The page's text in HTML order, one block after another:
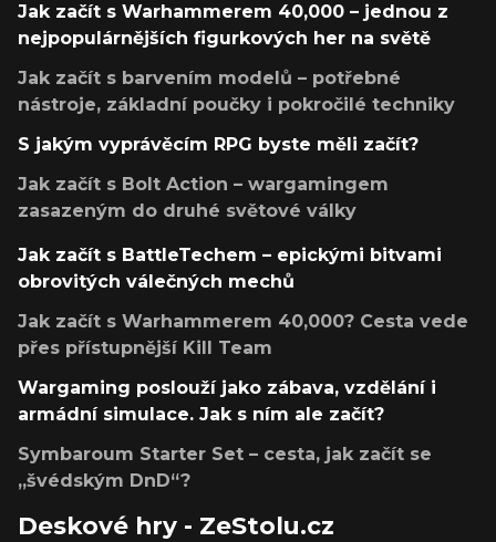
Jak začít s Warhammerem 40,000 – jednou z
nejpopulárnějších figurkových her na světě
Jak začít s barvením modelů – potřebné
nástroje, základní poučky i pokročilé techniky
S jakým vyprávěcím RPG byste měli začít?
Jak začít s Bolt Action – wargamingem
zasazeným do druhé světové války
Jak začít s BattleTechem – epickými bitvami
obrovitých válečných mechů
Jak začít s Warhammerem 40,000? Cesta vede
přes přístupnější Kill Team
Wargaming poslouží jako zábava, vzdělání i
armádní simulace. Jak s ním ale začít?
Symbaroum Starter Set – cesta, jak začít se
„švédským DnD“?
Deskové hry - ZeStolu.cz